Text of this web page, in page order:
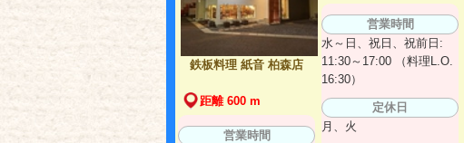
鉄板料理 紙音 柏森店
距離 600 m
営業時間
営業時間
水～日、祝日、祝前日:
11:30～17:00 （料理L.O.
16:30）
定休日
月、火